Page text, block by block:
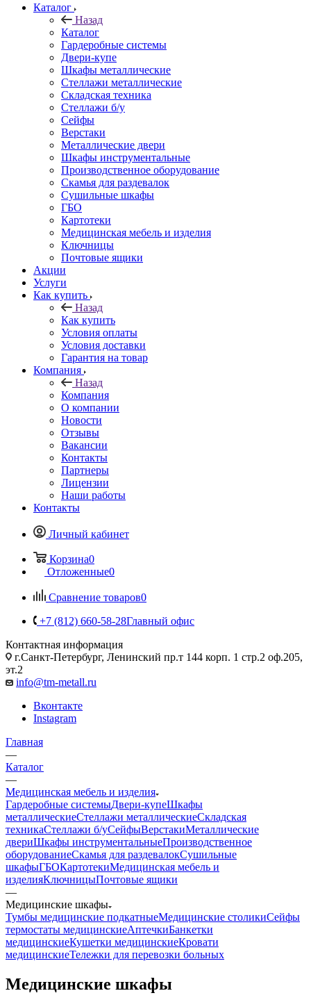
Каталог
Назад
Каталог
Гардеробные системы
Двери-купе
Шкафы металлические
Стеллажи металлические
Складская техника
Стеллажи б/у
Сейфы
Верстаки
Металлические двери
Шкафы инструментальные
Производственное оборудование
Скамья для раздевалок
Сушильные шкафы
ГБО
Картотеки
Медицинская мебель и изделия
Ключницы
Почтовые ящики
Акции
Услуги
Как купить
Назад
Как купить
Условия оплаты
Условия доставки
Гарантия на товар
Компания
Назад
Компания
О компании
Новости
Отзывы
Вакансии
Контакты
Партнеры
Лицензии
Наши работы
Контакты
Личный кабинет
Корзина0
Отложенные0
Сравнение товаров0
+7 (812) 660-58-28Главный офис
Контактная информация
г.Санкт-Петербург, Ленинский пр.т 144 корп. 1 стр.2 оф.205,
эт.2
info@tm-metall.ru
Вконтакте
Instagram
Главная
—
Каталог
—
Медицинская мебель и изделия
Гардеробные системыДвери-купеШкафы
металлическиеСтеллажи металлическиеСкладская
техникаСтеллажи б/уСейфыВерстакиМеталлические
двериШкафы инструментальныеПроизводственное
оборудованиеСкамья для раздевалокСушильные
шкафыГБОКартотекиМедицинская мебель и
изделияКлючницыПочтовые ящики
—
Медицинские шкафы
Тумбы медицинские подкатныеМедицинские столикиСейфы
термостаты медицинскиеАптечкиБанкетки
медицинскиеКушетки медицинскиеКровати
медицинскиеТележки для перевозки больных
Медицинские шкафы